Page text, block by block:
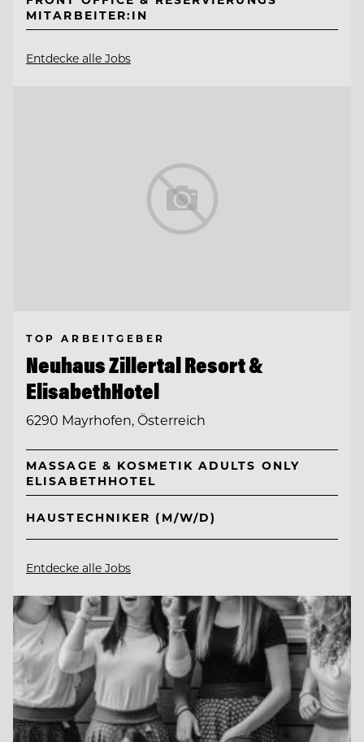
MITARBEITER:IN
Entdecke alle Jobs
TOP ARBEITGEBER
Neuhaus Zillertal Resort &
ElisabethHotel
6290 Mayrhofen, Österreich
MASSAGE & KOSMETIK ADULTS ONLY
ELISABETHHOTEL
HAUSTECHNIKER (M/W/D)
Entdecke alle Jobs